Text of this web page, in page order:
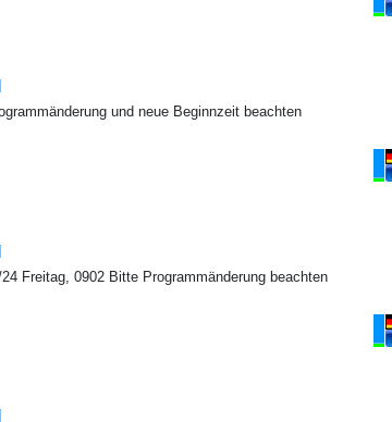
und neue Beginnzeit beachten
Freitag, 0902 Bitte Programmänderung beachten